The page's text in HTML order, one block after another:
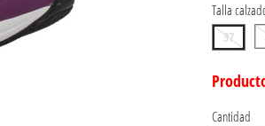
Talla
37
Cantidad